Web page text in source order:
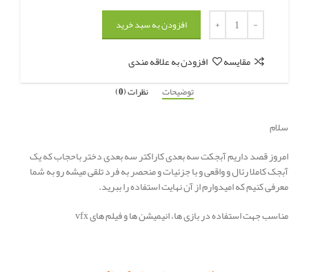
افزودن به سبد خرید
مقایسه افزودن به علاقه مندی
توضیحات نظرات (0)
سلام
امروز قصد داریم آبجکت سه بعدی کاراکتر سه بعدی دختر باحجاب که یک
آبجک کاملا رئال و واقعی و با جزئیات و منحصر به فرد تلقی میشه رو به شما
معرفی کنیم که امیدوارم از آن نهایت استفاده را ببرید.
مناسب جهت استفاده در بازی ها، انیمیشن ها و فیلم های vfx